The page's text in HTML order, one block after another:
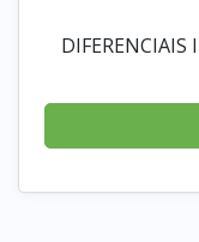
DIFERENCIAIS